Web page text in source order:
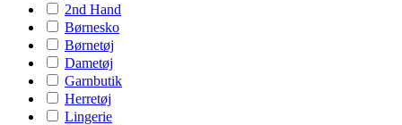
2nd Hand
Børnesko
Børnetøj
Dametøj
Garnbutik
Herretøj
Lingerie